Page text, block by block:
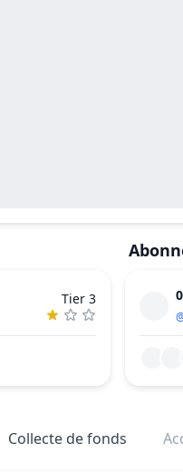
Tier 3
Collecte de fonds